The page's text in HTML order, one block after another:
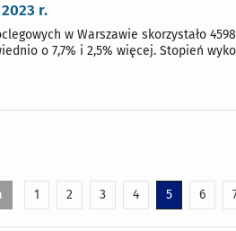
r.
w Warszawie skorzystało
o 7,7% i 2,5% więcej. Stopień
1 2 3 4 5 6